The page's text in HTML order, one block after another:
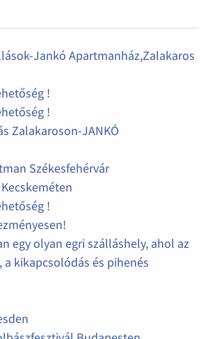
Jankó Apartmanház,Zalakaros
!
!
Zalakaroson-JANKÓ
Székesfehérvár
!
egy olyan egri szálláshely, ahol az
kikapcsolódás és pihenés